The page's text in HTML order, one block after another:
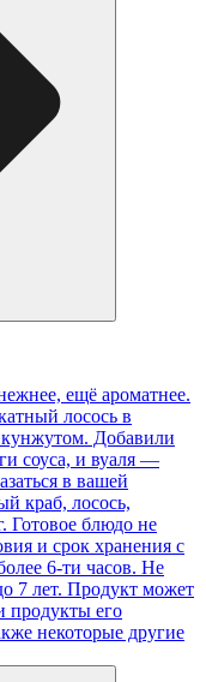
ещё ароматнее.
лосось в
Добавили
соуса, и вуаля —
в вашей
краб, лосось,
Готовое блюдо не
и срок хранения с
6-ти часов. Не
7 лет. Продукт может
продукты его
некоторые другие